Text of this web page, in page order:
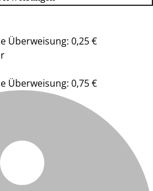
Überweisung: 0,25 €
Überweisung: 0,75 €